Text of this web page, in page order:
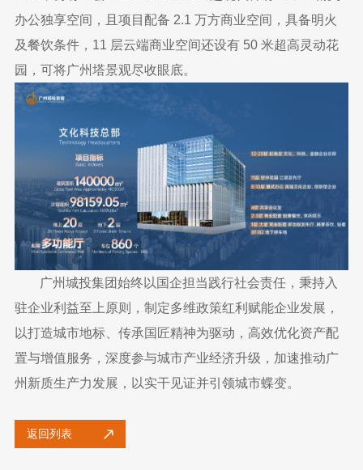
办公独享空间，且项目配备 2.1 万方商业空间，具备明火
及餐饮条件，11 层云端商业空间还设有 50 米超高灵动花
园，可将广州塔景观尽收眼底。
广州城投集团始终以国企担当践行社会责任，秉持入
驻企业利益至上原则，制定多维政策红利赋能企业发展，
以打造城市地标、传承国匠精神为驱动，高效优化资产配
置与增值服务，深度参与城市产业经济升级，加速推动广
州新质生产力发展，以实干见证并引领城市蝶变。
返回列表